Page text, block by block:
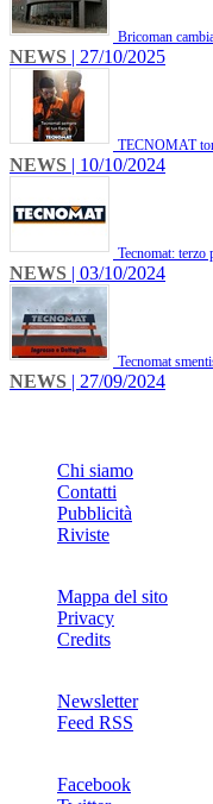
Bricoman
NEWS | 27/10/2025
TECNOMAT
NEWS | 10/10/2024
Tecnomat: terzo
NEWS | 03/10/2024
Tecnomat
NEWS | 27/09/2024
Chi siamo
Contatti
Pubblicità
Riviste
Mappa del sito
Privacy
Credits
Newsletter
Feed RSS
Facebook